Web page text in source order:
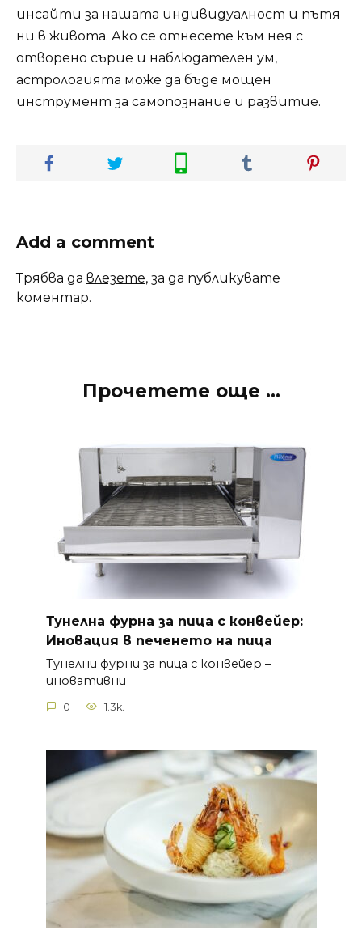
инсайти за нашата индивидуалност и пътя
ни в живота. Ако се отнесете към нея с
отворено сърце и наблюдателен ум,
астрологията може да бъде мощен
инструмент за самопознание и развитие.
Add a comment
Трябва да влезете, за да публикувате
коментар.
Прочетете още ...
Тунелна фурна за пица с конвейер:
Иновация в печенето на пица
Тунелни фурни за пица с конвейер –
иновативни
0 1.3k.